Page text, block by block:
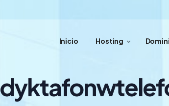
Inicio Hosting